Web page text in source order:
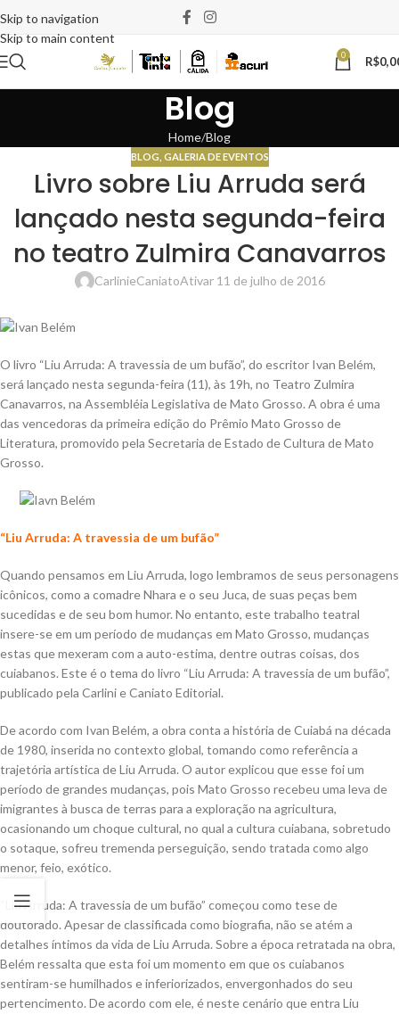
Skip to navigation
Skip to main content
0 R$
Blog
Home Blog
BLOG GALERIA DE EVENTOS
Livro sobre Liu Arruda será
lançado nesta segunda-feira
no teatro Zulmira Canavarros
CarlinieCaniatoAtivar 11 de julho de 2016
O livro “Liu Arruda: A travessia de um bufão”, do escritor Ivan Belém,
será lançado nesta segunda-feira (11), às 19h, no Teatro Zulmira
Canavarros, na Assembléia Legislativa de Mato Grosso. A obra é uma
das vencedoras da primeira edição do Prêmio Mato Grosso de
Literatura, promovido pela Secretaria de Estado de Cultura de Mato
Grosso.
“Liu Arruda: A travessia de um bufão”
Quando pensamos em Liu Arruda, logo lembramos de seus personagens
icônicos, como a comadre Nhara e o seu Juca, de suas peças bem
sucedidas e de seu bom humor. No entanto, este trabalho teatral
insere-se em um período de mudanças em Mato Grosso, mudanças
estas que mexeram com a auto-estima, dentre outras coisas, dos
cuiabanos. Este é o tema do livro “Liu Arruda: A travessia de um bufão”,
publicado pela Carlini e Caniato Editorial.
De acordo com Ivan Belém, a obra conta a história de Cuiabá na década
de 1980, inserida no contexto global, tomando como referência a
trajetória artística de Liu Arruda. O autor explicou que esse foi um
período de grandes mudanças, pois Mato Grosso recebeu uma leva de
imigrantes à busca de terras para a exploração na agricultura,
ocasionando um choque cultural, no qual a cultura cuiabana, sobretudo
o sotaque, sofreu tremenda perseguição, sendo tratada como algo
menor, feio, exótico.
“Liu Arruda: A travessia de um bufão” começou como tese de
doutorado. Apesar de classificada como biografia, não se atém a
detalhes íntimos da vida de Liu Arruda. Sobre a época retratada na obra,
Belém ressalta que esta foi um momento em que os cuiabanos
sentiram-se humilhados e inferiorizados, envergonhados do seu
pertencimento. De acordo com ele, é neste cenário que entra Liu